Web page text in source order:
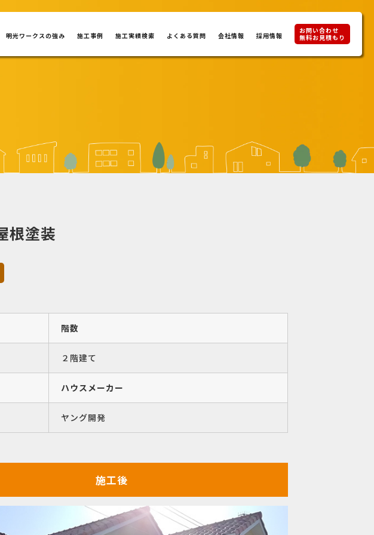
明光ワークスの強み 施工事例 施工実績検索 よくある質問 会社情報 採用情報
お問い合わせ
無料お見積もり
根塗装
階数
２階建て
ハウスメーカー
ヤング開発
施工後